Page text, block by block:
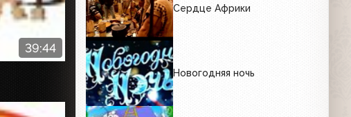
39:44
Сердце Африки
Новогодняя ночь